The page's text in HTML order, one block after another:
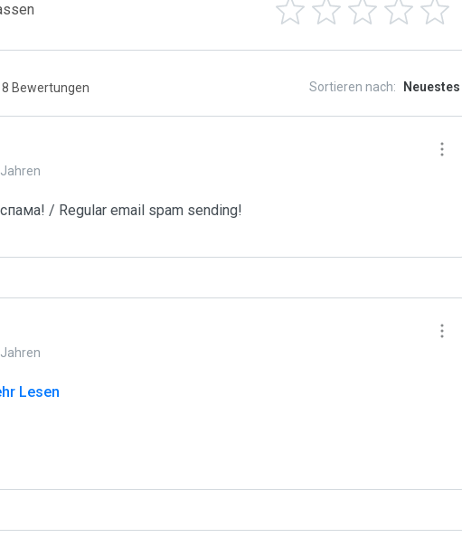
Bewertungen Sortieren nach: Neuestes
/ Regular email spam sending!
Lesen